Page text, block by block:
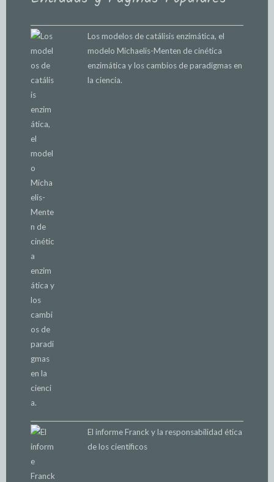
Los modelos de catálisis enzimática, el
modelo Michaelis-Menten de cinética
enzimática y los cambios de paradigmas en
la ciencia.
El informe Franck y la responsabilidad ética
de los científicos